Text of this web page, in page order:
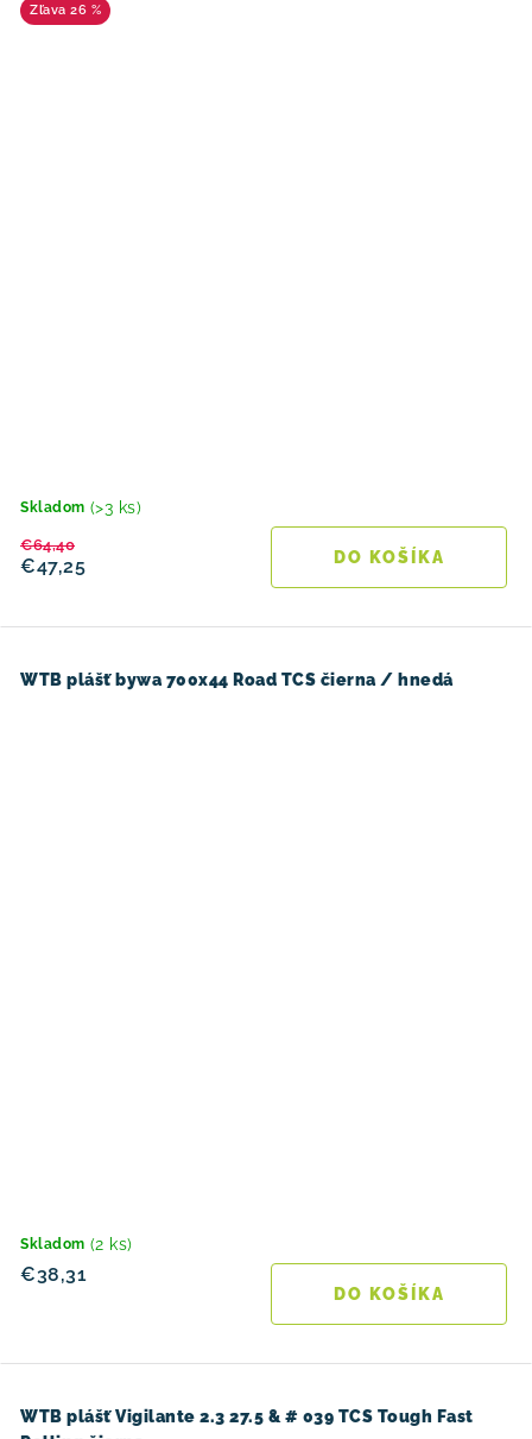
26 %
Skladom (>3 ks)
€47,25
€64,40
DO KOŠÍKA
WTB plášť bywa 700x44 Road TCS čierna / hnedá
Skladom (2 ks)
€38,31
DO KOŠÍKA
WTB plášť Vigilante 2.3 27.5 & # 039 TCS Tough Fast